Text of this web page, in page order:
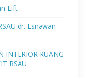
Lift
dr. Esnawan
INTERIOR RUANG
RSAU